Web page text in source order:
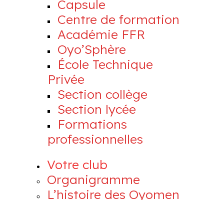
Capsule
Centre de formation
Académie FFR
Oyo’Sphère
École Technique
Privée
Section collège
Section lycée
Formations
professionnelles
Votre club
Organigramme
L’histoire des Oyomen